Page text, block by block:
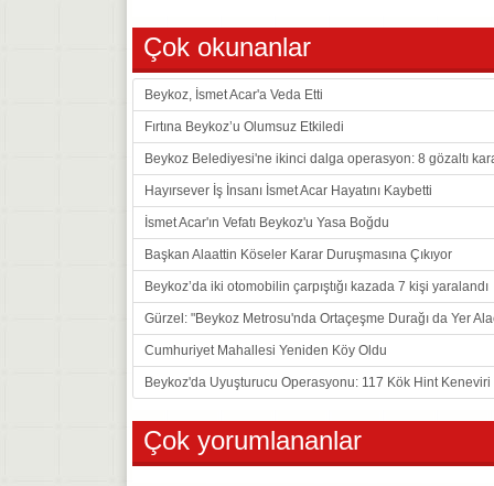
Çok okunanlar
Beykoz, İsmet Acar'a Veda Etti
Fırtına Beykoz’u Olumsuz Etkiledi
Beykoz Belediyesi'ne ikinci dalga operasyon: 8 gözaltı
Hayırsever İş İnsanı İsmet Acar Hayatını Kaybetti
İsmet Acar'ın Vefatı Beykoz'u Yasa Boğdu
Başkan Alaattin Köseler Karar Duruşmasına Çıkıyor
Beykoz’da iki otomobilin çarpıştığı kazada 7 kişi yaralandı
Gürzel: "Beykoz Metrosu'nda Ortaçeşme Durağı da Yer
Cumhuriyet Mahallesi Yeniden Köy Oldu
Beykoz'da Uyuşturucu Operasyonu: 117 Kök Hint
Çok yorumlananlar